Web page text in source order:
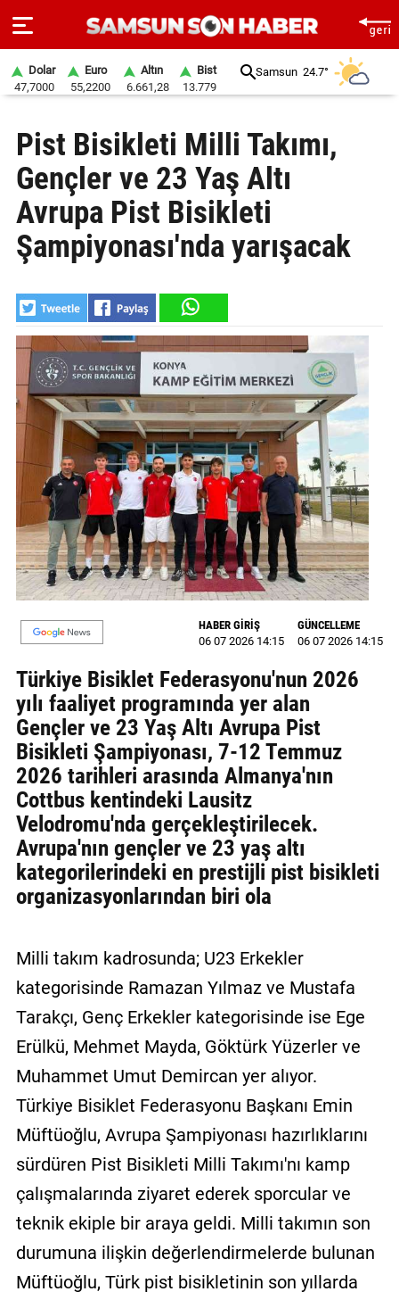
SAYFA
SAMSUN
HABER
SAMSUNSPOR
SİYASET
EKONOMİ
DÜNYA
MAGAZİN
GALERİ
VİDEO
YAZARLAR
BİZE
ULAŞIN
Künye
İletişim
Gizlilik
Politikası
Dolar
47,7000
Euro
55,2200
Altın
6.661,28
Bist
13.779
Samsun 24.7°
Pist Bisikleti Milli Takımı,
Gençler ve 23 Yaş Altı
Avrupa Pist Bisikleti
Şampiyonası'nda yarışacak
HABER GİRİŞ
06 07 2026 14:15
GÜNCELLEME
06 07 2026 14:15
Türkiye Bisiklet Federasyonu'nun 2026
yılı faaliyet programında yer alan
Gençler ve 23 Yaş Altı Avrupa Pist
Bisikleti Şampiyonası, 7-12 Temmuz
2026 tarihleri arasında Almanya'nın
Cottbus kentindeki Lausitz
Velodromu'nda gerçekleştirilecek.
Avrupa'nın gençler ve 23 yaş altı
kategorilerindeki en prestijli pist bisikleti
organizasyonlarından biri ola
Milli takım kadrosunda; U23 Erkekler
kategorisinde Ramazan Yılmaz ve Mustafa
Tarakçı, Genç Erkekler kategorisinde ise Ege
Erülkü, Mehmet Mayda, Göktürk Yüzerler ve
Muhammet Umut Demircan yer alıyor.
Türkiye Bisiklet Federasyonu Başkanı Emin
Müftüoğlu, Avrupa Şampiyonası hazırlıklarını
sürdüren Pist Bisikleti Milli Takımı'nı kamp
çalışmalarında ziyaret ederek sporcular ve
teknik ekiple bir araya geldi. Milli takımın son
durumuna ilişkin değerlendirmelerde bulunan
Müftüoğlu, Türk pist bisikletinin son yıllarda